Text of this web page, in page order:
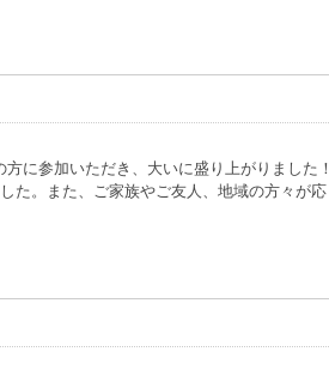
に参加いただき、大いに盛り上がりました！
た。また、ご家族やご友人、地域の方々が応